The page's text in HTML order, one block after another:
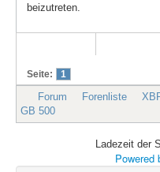
beizutreten.
Seite: 1
Forum Forenliste
GB 500
Ladezeit der
Powered